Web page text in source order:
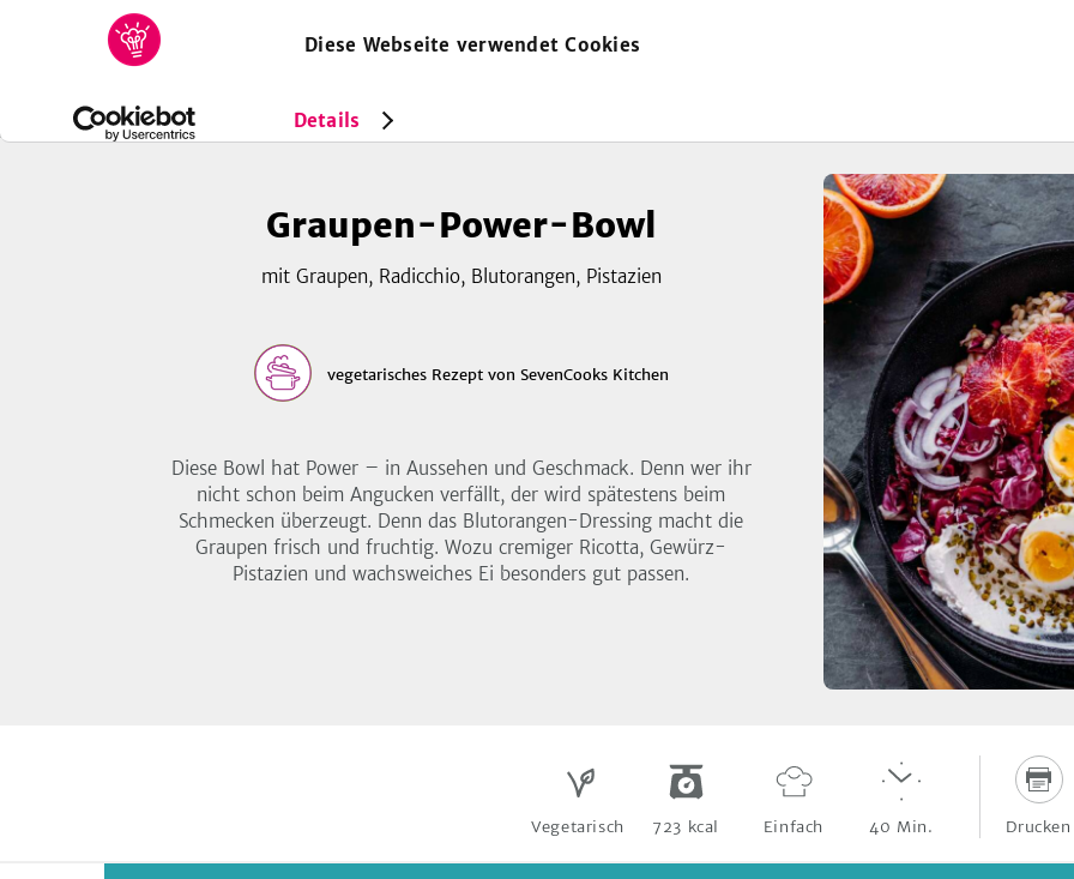
Diese Webseite verwendet Cookies
Details
REZEPTE SAMMLUNGEN MAGAZIN
Rezepte Vegetarisch Graupen-Power-Bowl
Bild
3
zeigen
Graupen-Power-Bowl
mit Graupen, Radicchio, Blutorangen, Pistazien
vegetarisches Rezept von SevenCooks Kitchen
Diese Bowl hat Power – in Aussehen und Geschmack. Denn wer ihr
nicht schon beim Angucken verfällt, der wird spätestens beim
Schmecken überzeugt. Denn das Blutorangen-Dressing macht die
Graupen frisch und fruchtig. Wozu cremiger Ricotta, Gewürz-
Pistazien und wachsweiches Ei besonders gut passen.
Vegetarisch 723 kcal Einfach 40 Min. Drucken